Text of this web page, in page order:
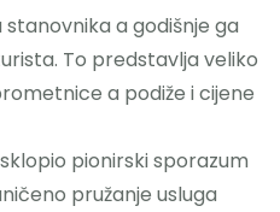
a godišnje ga
To predstavlja veliko
a podiže i cijene
pionirski sporazum
pružanje usluga